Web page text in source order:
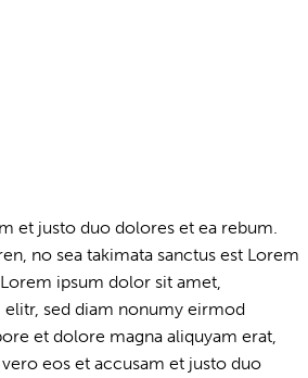
et justo duo dolores et ea rebum.
no sea takimata sanctus est Lorem
ipsum dolor sit amet,
sed diam nonumy eirmod
et dolore magna aliquyam erat,
eos et accusam et justo duo